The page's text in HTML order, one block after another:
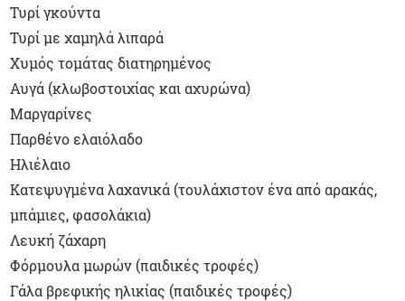
Τυρί γκούντα
Τυρί με χαμηλά λιπαρά
Χυμός τομάτας διατηρημένος
Αυγά (κλωβοστοιχίας και αχυρώνα)
Μαργαρίνες
Παρθένο ελαιόλαδο
Ηλιέλαιο
Κατεψυγμένα λαχανικά (τουλάχιστον ένα από αρακάς,
μπάμιες, φασολάκια)
Λευκή ζάχαρη
Φόρμουλα μωρών (παιδικές τροφές)
Γάλα βρεφικής ηλικίας (παιδικές τροφές)